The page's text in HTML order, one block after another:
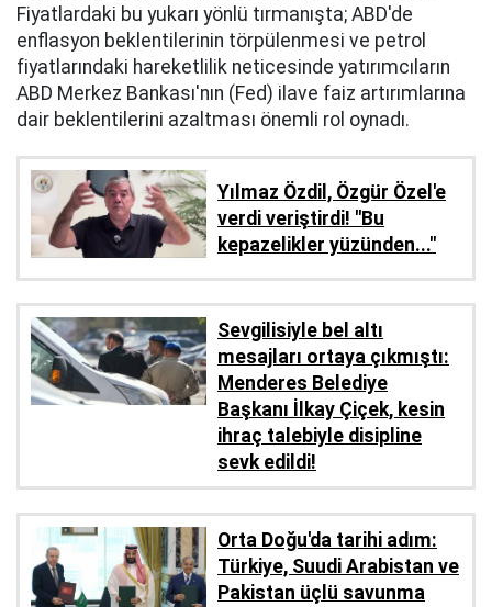
Fiyatlardaki bu yukarı yönlü tırmanışta; ABD'de
enflasyon beklentilerinin törpülenmesi ve petrol
fiyatlarındaki hareketlilik neticesinde yatırımcıların
ABD Merkez Bankası'nın (Fed) ilave faiz artırımlarına
dair beklentilerini azaltması önemli rol oynadı.
Yılmaz Özdil, Özgür Özel'e
verdi veriştirdi! ''Bu
kepazelikler yüzünden..."
Sevgilisiyle bel altı
mesajları ortaya çıkmıştı:
Menderes Belediye
Başkanı İlkay Çiçek, kesin
ihraç talebiyle disipline
sevk edildi!
Orta Doğu'da tarihi adım:
Türkiye, Suudi Arabistan ve
Pakistan üçlü savunma